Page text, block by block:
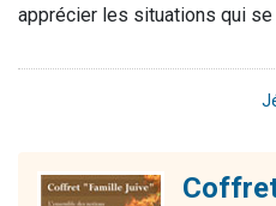
apprécier les situations qui se